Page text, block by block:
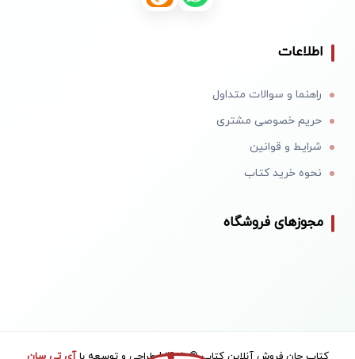
اطلاعات
راهنما و سوالات متداول
حریم خصوصی مشتری
شرایط و قوانین
نحوه خرید کتاب
مجوزهای فروشگاه